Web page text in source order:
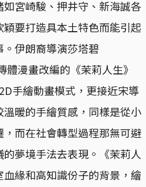
宮崎駿、押井守、新海誠各
要打造具本土特色而能引起
伊朗裔導演莎塔碧
體漫畫改編的《茉莉人生》
手繪動畫模式，更接近宋導
暖的手繪質感，同樣是從小
而在社會轉型過程那無可避
夢境手法去表現。《茉莉人
緣和高知識份子的背景，繪